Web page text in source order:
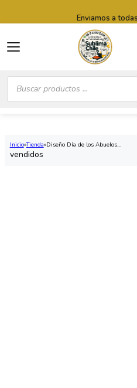
Búsqueda
productos
Enviamos a
Inicio Tienda Diseño Día de los Abuelos...
vendidos